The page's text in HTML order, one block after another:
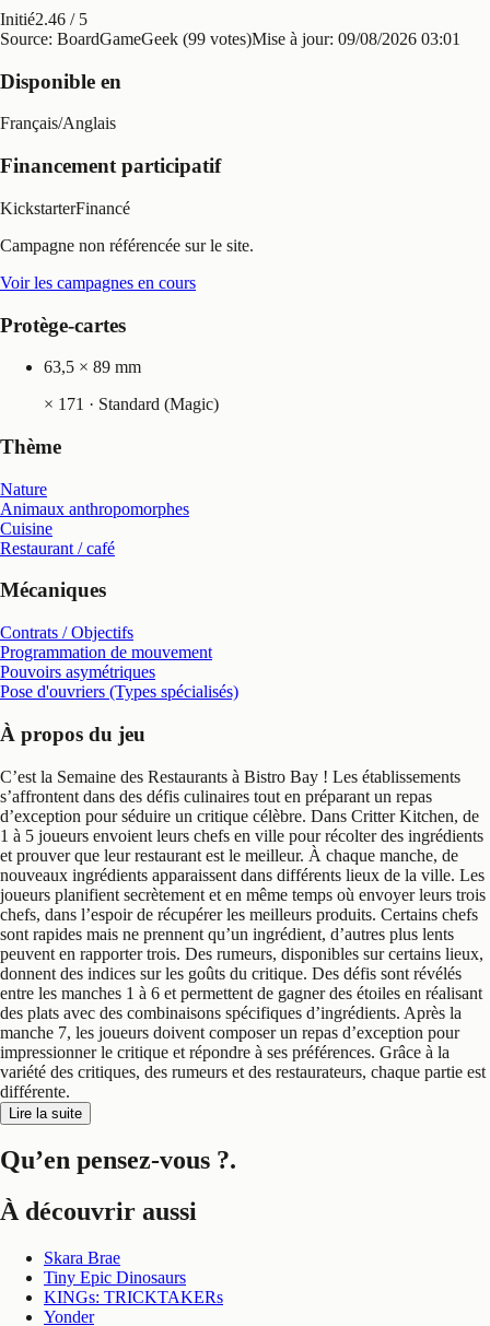
Initié2.46 / 5
Source: BoardGameGeek (99 votes)Mise à jour: 09/08/2026 03:01
Disponible en
Français/Anglais
Financement participatif
KickstarterFinancé
Campagne non référencée sur le site.
Voir les campagnes en cours
Protège-cartes
63,5 × 89 mm
× 171 · Standard (Magic)
Thème
Nature
Animaux anthropomorphes
Cuisine
Restaurant / café
Mécaniques
Contrats / Objectifs
Programmation de mouvement
Pouvoirs asymétriques
Pose d'ouvriers (Types spécialisés)
À propos du jeu
C’est la Semaine des Restaurants à Bistro Bay ! Les établissements
s’affrontent dans des défis culinaires tout en préparant un repas
d’exception pour séduire un critique célèbre. Dans Critter Kitchen, de
1 à 5 joueurs envoient leurs chefs en ville pour récolter des ingrédients
et prouver que leur restaurant est le meilleur. À chaque manche, de
nouveaux ingrédients apparaissent dans différents lieux de la ville. Les
joueurs planifient secrètement et en même temps où envoyer leurs trois
chefs, dans l’espoir de récupérer les meilleurs produits. Certains chefs
sont rapides mais ne prennent qu’un ingrédient, d’autres plus lents
peuvent en rapporter trois. Des rumeurs, disponibles sur certains lieux,
donnent des indices sur les goûts du critique. Des défis sont révélés
entre les manches 1 à 6 et permettent de gagner des étoiles en réalisant
des plats avec des combinaisons spécifiques d’ingrédients. Après la
manche 7, les joueurs doivent composer un repas d’exception pour
impressionner le critique et répondre à ses préférences. Grâce à la
variété des critiques, des rumeurs et des restaurateurs, chaque partie est
différente.
Lire la suite
Qu’en pensez-vous ?.
À découvrir aussi
Skara Brae
Tiny Epic Dinosaurs
KINGs: TRICKTAKERs
Yonder